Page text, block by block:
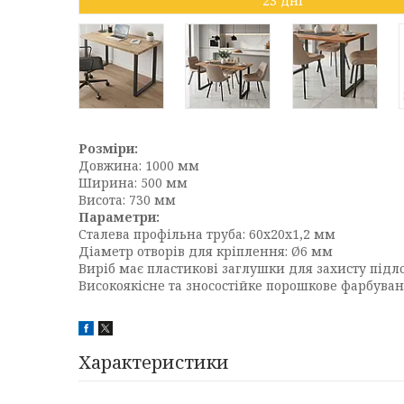
Розміри:
Довжина: 1000 мм
Ширина: 500 мм
Висота: 730 мм
Параметри:
Сталева профільна труба: 60x20x1,2 мм
Діаметр отворів для кріплення: Ø6 мм
Виріб має пластикові заглушки для захисту
Високоякісне та зносостійке порошкове
Характеристики